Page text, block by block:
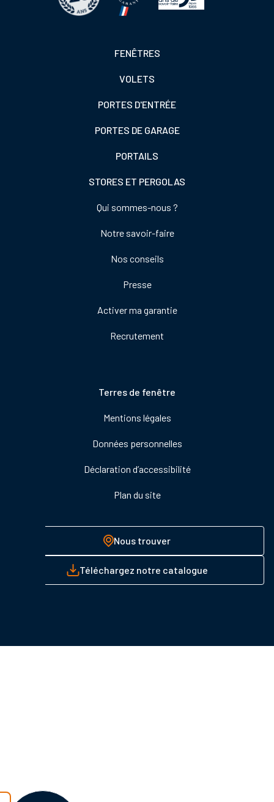
FENÊTRES
VOLETS
PORTES D'ENTRÉE
PORTES DE GARAGE
PORTAILS
STORES ET PERGOLAS
Qui sommes-nous ?
Notre savoir-faire
Nos conseils
Presse
Activer ma garantie
Recrutement
Terres de fenêtre
Mentions légales
Données personnelles
Déclaration d’accessibilité
Plan du site
Nous trouver
Téléchargez notre catalogue